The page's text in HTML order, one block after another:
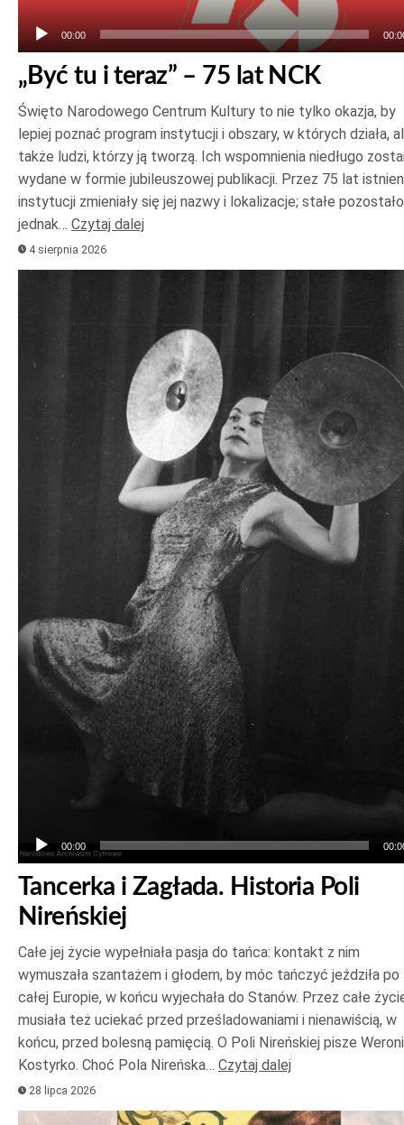
00:00
„Być tu i teraz” – 75 lat NCK
Święto Narodowego Centrum Kultury to nie tylko okazja, by
lepiej poznać program instytucji i obszary, w których działa,
także ludzi, którzy ją tworzą. Ich wspomnienia niedługo
wydane w formie jubileuszowej publikacji. Przez 75 lat
instytucji zmieniały się jej nazwy i lokalizacje; stałe pozostało
jednak… Czytaj dalej
4 sierpnia 2026
00:00
Tancerka i Zagłada. Historia Poli
Nireńskiej
Całe jej życie wypełniała pasja do tańca: kontakt z nim
wymuszała szantażem i głodem, by móc tańczyć jeździła po
całej Europie, w końcu wyjechała do Stanów. Przez całe
musiała też uciekać przed prześladowaniami i nienawiścią, w
końcu, przed bolesną pamięcią. O Poli Nireńskiej pisze
Kostyrko. Choć Pola Nireńska… Czytaj dalej
28 lipca 2026